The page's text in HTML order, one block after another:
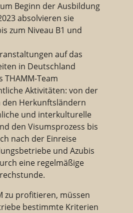
Beginn der Ausbildung
absolvieren sie
zum Niveau B1 und
auf das
in Deutschland
Team
Aktivitäten: von der
den Herkunftsländern
und interkulturelle
den Visumsprozess bis
nach der Einreise
und Azubis
eine regelmäßige
zu profitieren, müssen
bestimmte Kriterien